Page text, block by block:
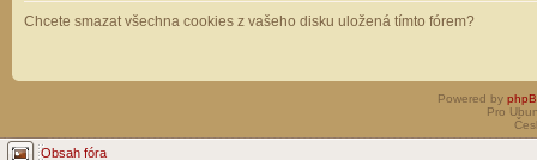
Chcete smazat všechna cookies z vašeho disku uložená tímto fórem?
Powered by
Pro
Obsah fóra